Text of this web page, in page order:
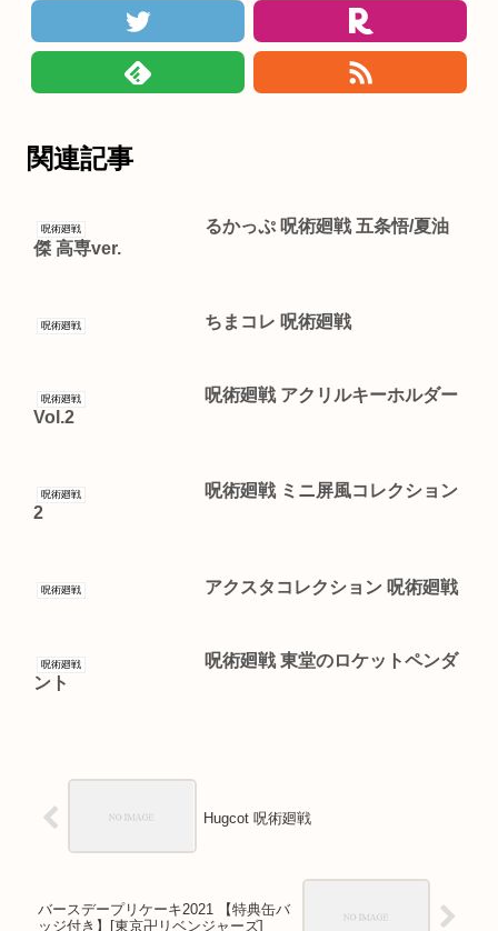
関連記事
呪術廻戦
るかっぷ 呪術廻戦 五条悟/夏油
傑 高専ver.
呪術廻戦 ちまコレ 呪術廻戦
呪術廻戦
呪術廻戦 アクリルキーホルダー
Vol.2
呪術廻戦
呪術廻戦 ミニ屏風コレクション
2
呪術廻戦 アクスタコレクション 呪術廻戦
呪術廻戦
呪術廻戦 東堂のロケットペンダ
ント
Hugcot 呪術廻戦
バースデープリケーキ2021 【特典缶バ
ッジ付き】[東京卍リベンジャーズ]